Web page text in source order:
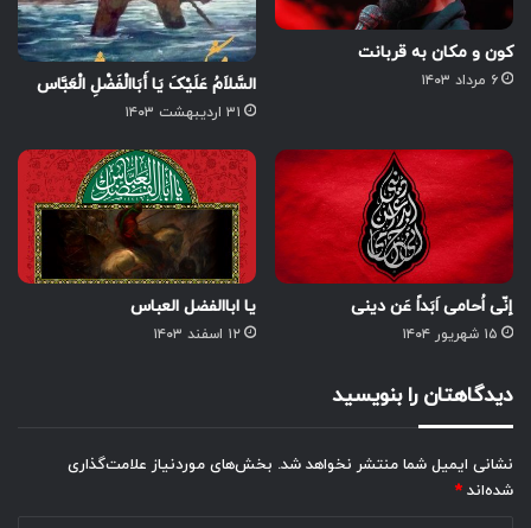
کون و مکان به قربانت
۶ مرداد ۱۴۰۳ السَّلاَمُ عَلَیْکَ یَا أَبَاالْفَضْلِ الْعَبَّاس
۳۱ اردیبهشت ۱۴۰۳
إنّی اُحامی اَبَداً عَن دینی
۱۵ شهریور ۱۴۰۴
یا اباالفضل العباس
۱۲ اسفند ۱۴۰۳
دیدگاهتان را بنویسید
نشانی ایمیل شما منتشر نخواهد شد. بخش‌های موردنیاز علامت‌گذاری
شده‌اند *